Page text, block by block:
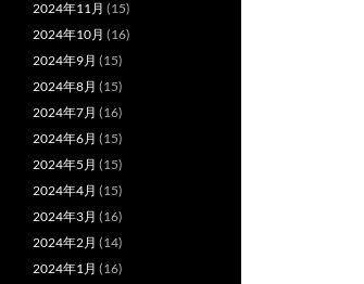
2024年11月 (15)
2024年10月 (16)
2024年9月 (15)
2024年8月 (15)
2024年7月 (16)
2024年6月 (15)
2024年5月 (15)
2024年4月 (15)
2024年3月 (16)
2024年2月 (14)
2024年1月 (16)